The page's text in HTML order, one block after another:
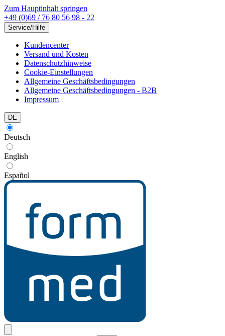
Zum Hauptinhalt springen
+49 (0)69 / 76 80 56 98 - 22
Service/Hilfe
Kundencenter
Versand und Kosten
Datenschutzhinweise
Cookie-Einstellungen
Allgemeine Geschäftsbedingungen
Allgemeine Geschäftsbedingungen - B2B
Impressum
DE
Deutsch
English
Español